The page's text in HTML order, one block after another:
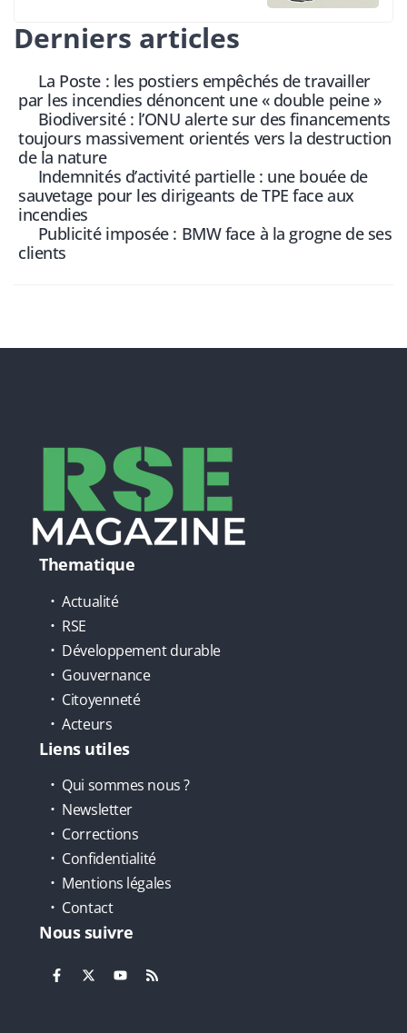
Derniers articles
La Poste : les postiers empêchés de travailler
par les incendies dénoncent une « double peine »
Biodiversité : l’ONU alerte sur des financements
toujours massivement orientés vers la destruction
de la nature
Indemnités d’activité partielle : une bouée de
sauvetage pour les dirigeants de TPE face aux
incendies
Publicité imposée : BMW face à la grogne de ses
clients
Thematique
Actualité
RSE
Développement durable
Gouvernance
Citoyenneté
Acteurs
Liens utiles
Qui sommes nous ?
Newsletter
Corrections
Confidentialité
Mentions légales
Contact
Nous suivre